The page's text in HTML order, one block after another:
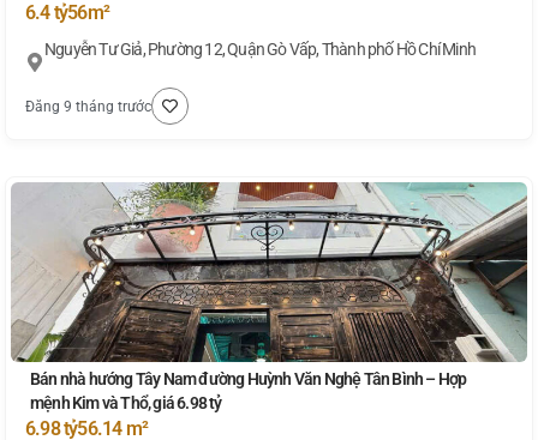
6.4 tỷ56m²
Nguyễn Tư Giả, Phường 12, Quận Gò Vấp, Thành phố Hồ Chí Minh
Đăng 9 tháng trước
Bán nhà hướng Tây Nam đường Huỳnh Văn Nghệ Tân Bình – Hợp
mệnh Kim và Thổ, giá 6.98 tỷ
6.98 tỷ56.14 m²